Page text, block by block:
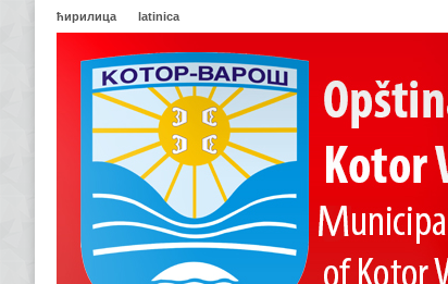
ћирилица latinica